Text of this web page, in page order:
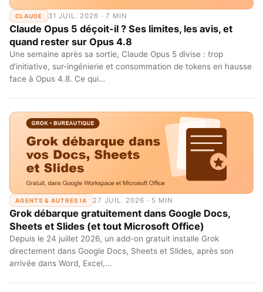
CLAUDE 31 JUIL. 2026 · 7 MIN
Claude Opus 5 déçoit-il ? Ses limites, les avis, et
quand rester sur Opus 4.8
Une semaine après sa sortie, Claude Opus 5 divise : trop
d’initiative, sur-ingénierie et consommation de tokens en hausse
face à Opus 4.8. Ce qui…
AGENTS & AUTRES IA 27 JUIL. 2026 · 5 MIN
Grok débarque gratuitement dans Google Docs,
Sheets et Slides (et tout Microsoft Office)
Depuis le 24 juillet 2026, un add-on gratuit installe Grok
directement dans Google Docs, Sheets et Slides, après son
arrivée dans Word, Excel,…